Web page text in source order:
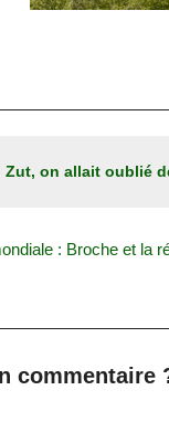
Zut, on allait oublié
: Broche et la
commentaire